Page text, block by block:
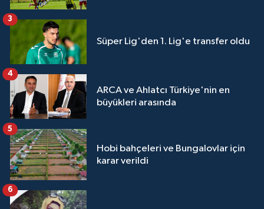
Süper Lig'den 1. Lig'e transfer oldu
3
ARCA ve Ahlatcı Türkiye'nin en
büyükleri arasında
4
Hobi bahçeleri ve Bungalovlar için
karar verildi
5
6